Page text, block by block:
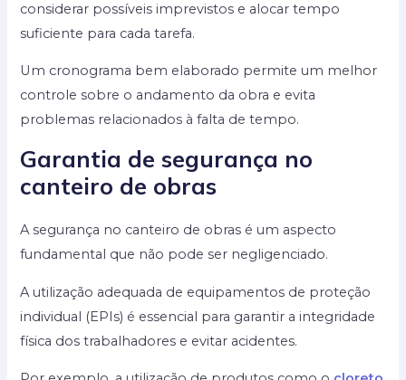
considerar possíveis imprevistos e alocar tempo
suficiente para cada tarefa.
Um cronograma bem elaborado permite um melhor
controle sobre o andamento da obra e evita
problemas relacionados à falta de tempo.
Garantia de segurança no
canteiro de obras
A segurança no canteiro de obras é um aspecto
fundamental que não pode ser negligenciado.
A utilização adequada de equipamentos de proteção
individual (EPIs) é essencial para garantir a integridade
física dos trabalhadores e evitar acidentes.